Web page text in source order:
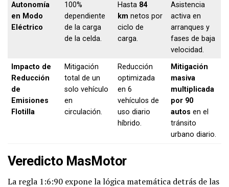
Autonomía
en Modo
Eléctrico
100%
dependiente
de la carga
de la celda.
Hasta 84
km netos por
ciclo de
carga.
Asistencia
activa en
arranques y
fases de baja
velocidad.
Impacto de
Reducción
de
Emisiones
Flotilla
Mitigación
total de un
solo vehículo
en
circulación.
Reducción
optimizada
en 6
vehículos de
uso diario
híbrido.
Mitigación
masiva
multiplicada
por 90
autos en el
tránsito
urbano diario.
Veredicto MasMotor
La regla 1:6:90 expone la lógica matemática detrás de las